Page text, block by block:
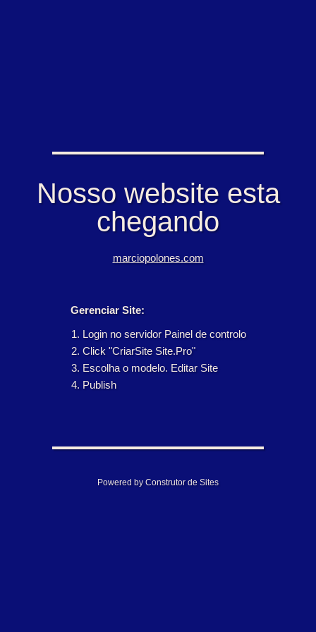
Nosso website esta
chegando
marciopolones.com
Gerenciar Site:
Login no servidor Painel de controlo
Click "CriarSite Site.Pro"
Escolha o modelo. Editar Site
Publish
Powered by Construtor de Sites